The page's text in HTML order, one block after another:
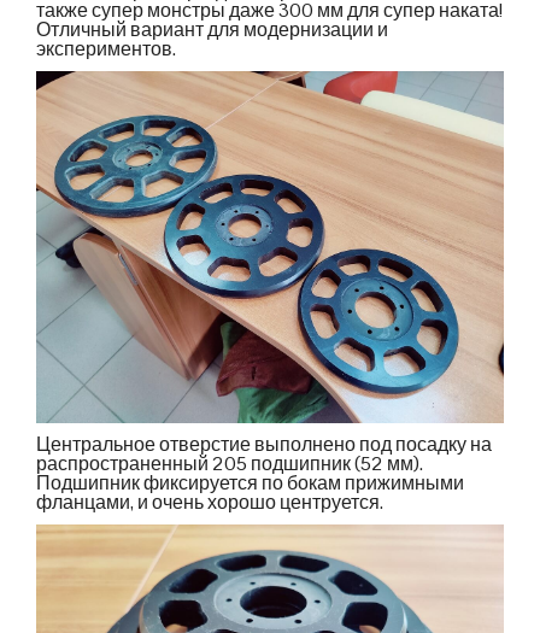
также супер монстры даже 300 мм для супер наката!
Отличный вариант для модернизации и
экспериментов.
Центральное отверстие выполнено под посадку на
распространенный 205 подшипник (52 мм).
Подшипник фиксируется по бокам прижимными
фланцами, и очень хорошо центруется.